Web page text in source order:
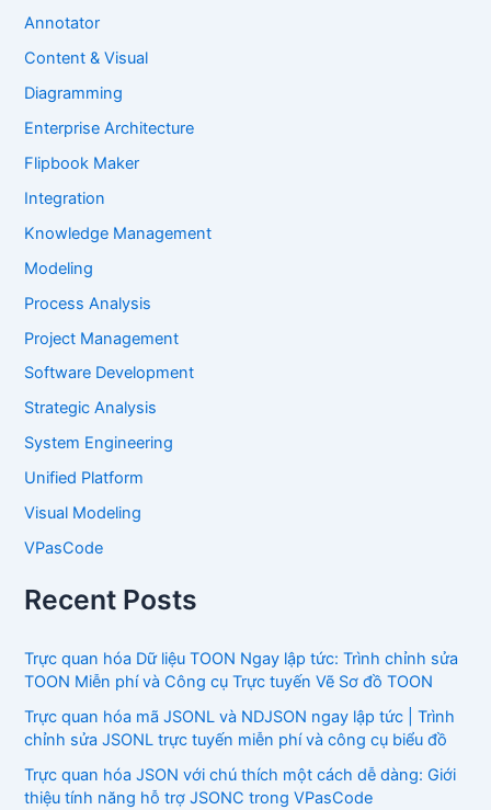
Annotator
Content & Visual
Diagramming
Enterprise Architecture
Flipbook Maker
Integration
Knowledge Management
Modeling
Process Analysis
Project Management
Software Development
Strategic Analysis
System Engineering
Unified Platform
Visual Modeling
VPasCode
Recent Posts
Trực quan hóa Dữ liệu TOON Ngay lập tức: Trình chỉnh sửa
TOON Miễn phí và Công cụ Trực tuyến Vẽ Sơ đồ TOON
Trực quan hóa mã JSONL và NDJSON ngay lập tức | Trình
chỉnh sửa JSONL trực tuyến miễn phí và công cụ biểu đồ
Trực quan hóa JSON với chú thích một cách dễ dàng: Giới
thiệu tính năng hỗ trợ JSONC trong VPasCode